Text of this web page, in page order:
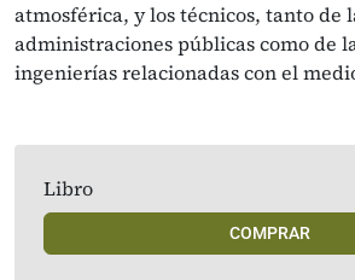
atmosférica, y los técnicos, tanto de
administraciones públicas como de
ingenierías relacionadas con el
Libro
COMPRAR